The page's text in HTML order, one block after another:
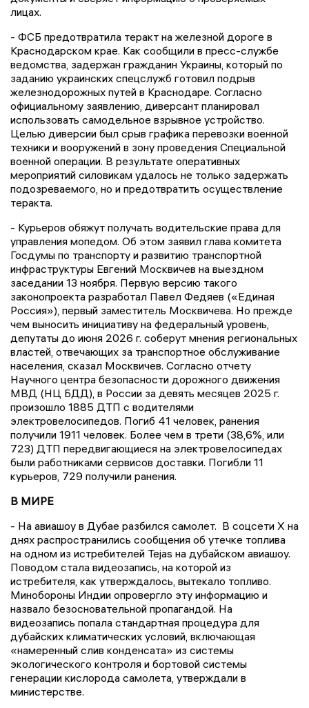
лицах.
- ФСБ предотвратила теракт на железной дороге в
Краснодарском крае. Как сообщили в пресс-службе
ведомства, задержан гражданин Украины, который по
заданию украинских спецслужб готовил подрыв
железнодорожных путей в Краснодаре. Согласно
официальному заявлению, диверсант планировал
использовать самодельное взрывное устройство.
Целью диверсии был срыв графика перевозки военной
техники и вооружений в зону проведения Специальной
военной операции. В результате оперативных
мероприятий силовикам удалось не только задержать
подозреваемого, но и предотвратить осуществление
теракта.
- Курьеров обяжут получать водительские права для
управления мопедом. Об этом заявил глава комитета
Госдумы по транспорту и развитию транспортной
инфраструктуры Евгений Москвичев на выездном
заседании 13 ноября. Первую версию такого
законопроекта разработал Павел Федяев («Единая
Россия»), первый заместитель Москвичева. Но прежде
чем выносить инициативу на федеральный уровень,
депутаты до июня 2026 г. соберут мнения региональных
властей, отвечающих за транспортное обслуживание
населения, сказал Москвичев. Согласно отчету
Научного центра безопасности дорожного движения
МВД (НЦ БДД), в России за девять месяцев 2025 г.
произошло 1885 ДТП с водителями
электровелосипедов. Погиб 41 человек, ранения
получили 1911 человек. Более чем в трети (38,6%, или
723) ДТП передвигающиеся на электровелосипедах
были работниками сервисов доставки. Погибли 11
курьеров, 729 получили ранения.
В МИРЕ
- На авиашоу в Дубае разбился самолет. В соцсети X на
днях распространились сообщения об утечке топлива
на одном из истребителей Tejas на дубайском авиашоу.
Поводом стала видеозапись, на которой из
истребителя, как утверждалось, вытекало топливо.
Минобороны Индии опровергло эту информацию и
назвало безосновательной пропагандой. На
видеозапись попала стандартная процедура для
дубайских климатических условий, включающая
«намеренный слив конденсата» из системы
экологического контроля и бортовой системы
генерации кислорода самолета, утверждали в
министерстве.